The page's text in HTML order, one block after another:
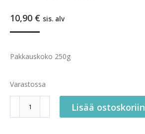
10,90 € sis. alv
perustuen
asiakkaan
Pakkauskoko 250g
Varastossa
Lisää ostoskoriin